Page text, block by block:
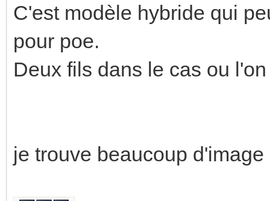
C'est modèle hybride qui
pour poe.
Deux fils dans le cas ou
je trouve beaucoup